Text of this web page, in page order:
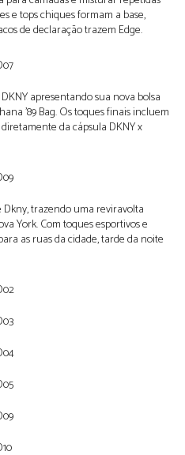
e tops chiques formam a base,
de declaração trazem Edge.
apresentando sua nova bolsa
’89 Bag. Os toques finais incluem
da cápsula DKNY x
trazendo uma reviravolta
York. Com toques esportivos e
as ruas da cidade, tarde da noite